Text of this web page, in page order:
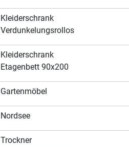
Kleiderschrank
Verdunkelungsrollos
Kleiderschrank
Etagenbett 90x200
Gartenmöbel
Nordsee
Trockner